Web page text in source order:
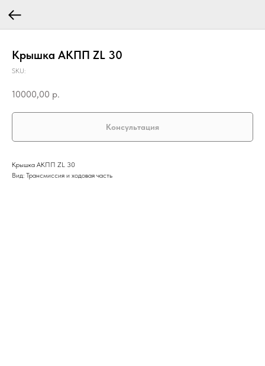
Крышка АКПП ZL 30
SKU:
10000,00 р.
Консультация
Крышка АКПП ZL 30
Вид: Трансмиссия и ходовая часть